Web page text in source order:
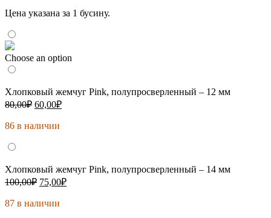
75,00₽
Цена указана за 1 бусину.
Choose an option
Хлопковый жемчуг Pink, полупросверленный – 12 мм
80,00₽ Первоначальная
составляла
60,00₽Текущая
86 в наличии
Хлопковый жемчуг Pink, полупросверленный – 14 мм
100,00₽ Первоначальная
составляла
75,00₽Текущая
87 в наличии